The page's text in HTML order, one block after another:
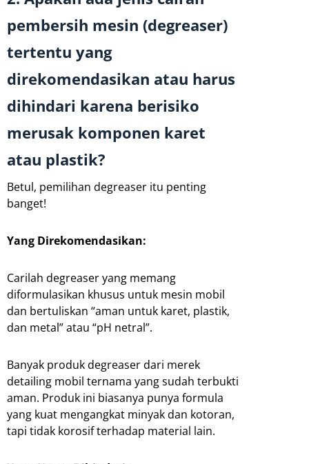
pembersih mesin (degreaser)
tertentu yang
direkomendasikan atau harus
dihindari karena berisiko
merusak komponen karet
atau plastik?
Betul, pemilihan degreaser itu penting
banget!
Yang Direkomendasikan:
Carilah degreaser yang memang
diformulasikan khusus untuk mesin mobil
dan bertuliskan “aman untuk karet, plastik,
dan metal” atau “pH netral”.
Banyak produk degreaser dari merek
detailing mobil ternama yang sudah terbukti
aman. Produk ini biasanya punya formula
yang kuat mengangkat minyak dan kotoran,
tapi tidak korosif terhadap material lain.